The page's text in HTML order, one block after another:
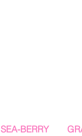
SEA-BERRY